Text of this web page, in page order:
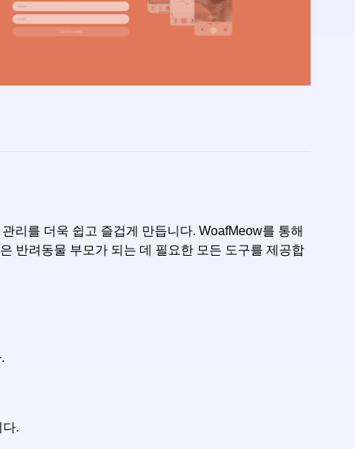
리를 더욱 쉽고 즐겁게 만듭니다. WoafMeow를 통해
반려동물 부모가 되는 데 필요한 모든 도구를 제공합
.